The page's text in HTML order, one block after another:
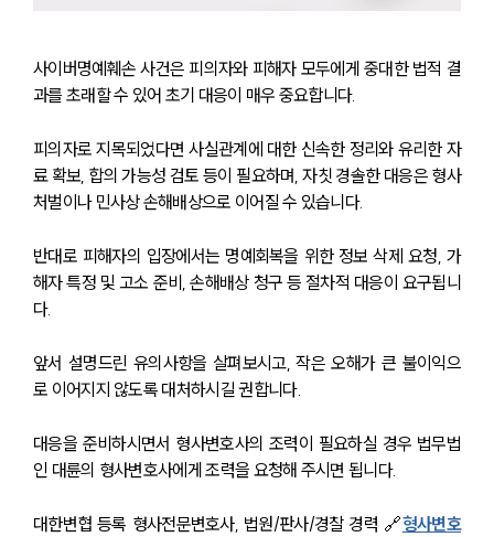
사이버명예훼손 사건은 피의자와 피해자 모두에게 중대한 법적 결
과를 초래할 수 있어 초기 대응이 매우 중요합니다.
피의자로 지목되었다면 사실관계에 대한 신속한 정리와 유리한 자
료 확보, 합의 가능성 검토 등이 필요하며, 자칫 경솔한 대응은 형사
처벌이나 민사상 손해배상으로 이어질 수 있습니다.
반대로 피해자의 입장에서는 명예회복을 위한 정보 삭제 요청, 가
해자 특정 및 고소 준비, 손해배상 청구 등 절차적 대응이 요구됩니
다.
앞서 설명드린 유의사항을 살펴보시고, 작은 오해가 큰 불이익으
로 이어지지 않도록 대처하시길 권합니다.
대응을 준비하시면서 형사변호사의 조력이 필요하실 경우 법무법
인 대륜의 형사변호사에게 조력을 요청해 주시면 됩니다.
대한변협 등록 형사전문변호사, 법원/판사/경찰 경력 🔗형사변호